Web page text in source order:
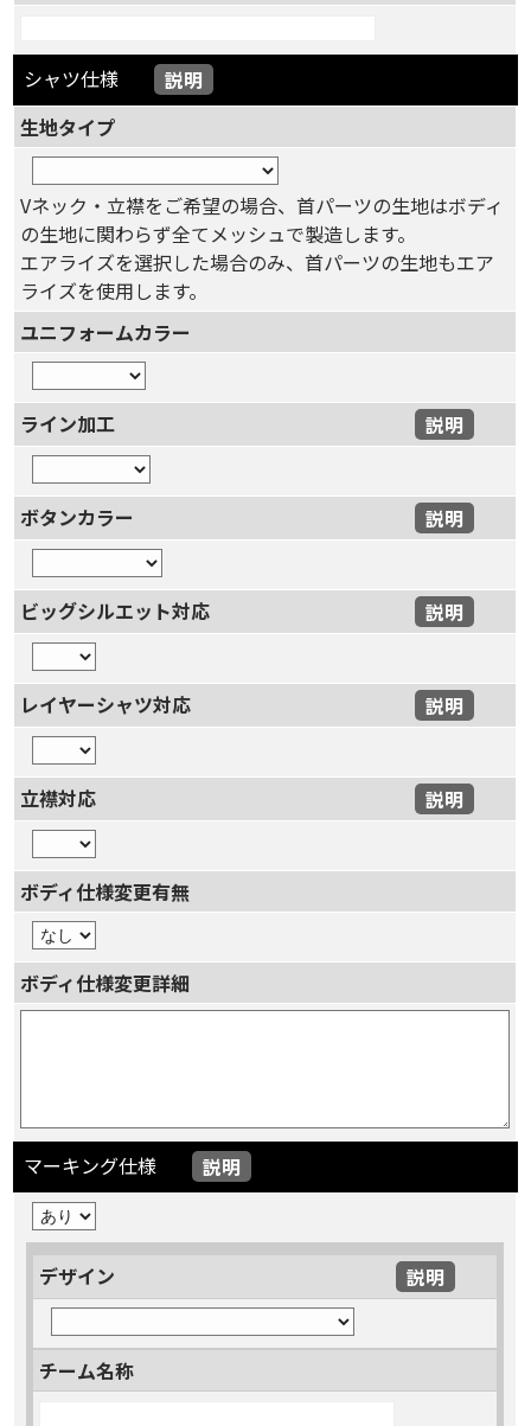
シャツ仕様
説明
生地タイプ
Vネック・立襟をご希望の場合、首パーツの生地はボディ
の生地に関わらず全てメッシュで製造します。
エアライズを選択した場合のみ、首パーツの生地もエア
ライズを使用します。
ユニフォームカラー
ライン加工 説明
ボタンカラー 説明
ビッグシルエット対応 説明
レイヤーシャツ対応 説明
立襟対応 説明
ボディ仕様変更有無
ボディ仕様変更詳細
マーキング仕様 説明
デザイン 説明
チーム名称